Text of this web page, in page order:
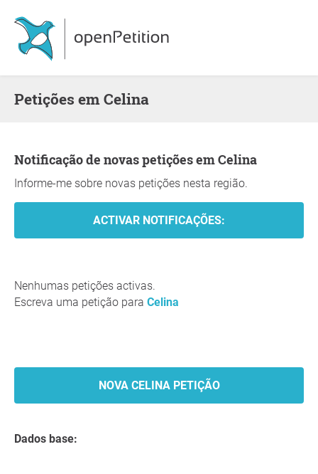
Petições em Celina
Notificação de novas petições em Celina
Informe-me sobre novas petições nesta região.
Nenhumas petições activas.
Escreva uma petição para Celina
NOVA CELINA PETIÇÃO
Dados base: